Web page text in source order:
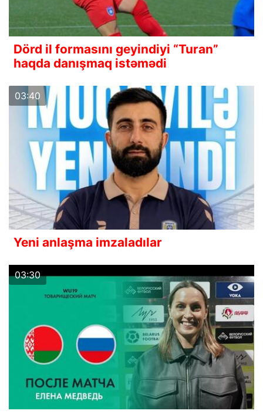
Dörd il formasını geyindiyi “Turan”
haqda danışmaq istəmədi
03:40
Yeni anlaşma imzaladılar
03:30